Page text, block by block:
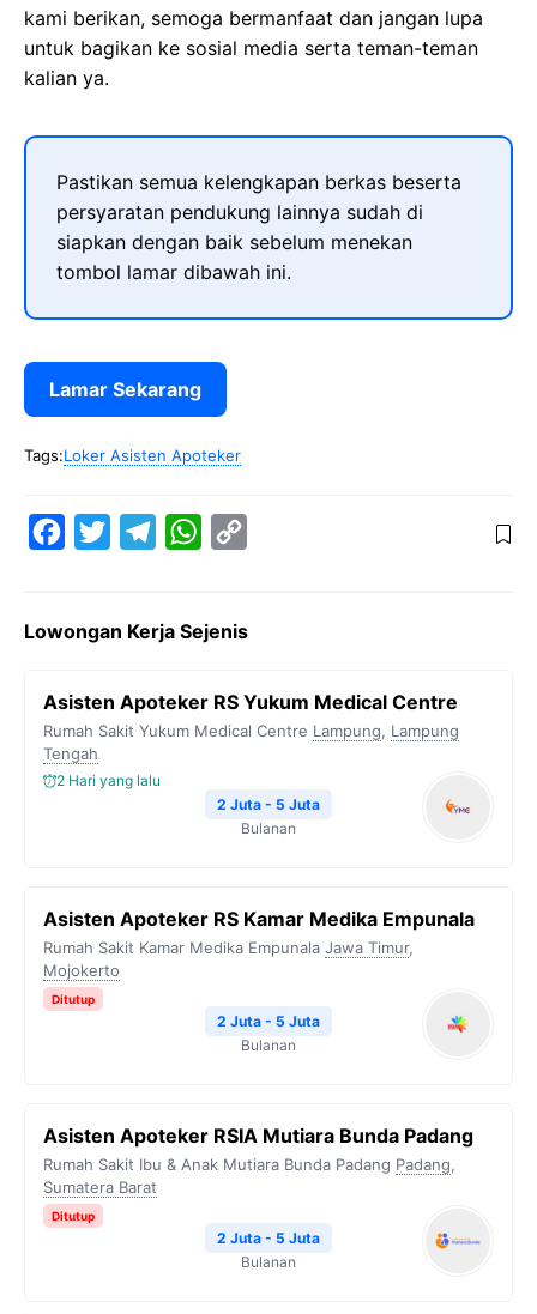
kami berikan, semoga bermanfaat dan jangan lupa
untuk bagikan ke sosial media serta teman-teman
kalian ya.
Pastikan semua kelengkapan berkas beserta
persyaratan pendukung lainnya sudah di
siapkan dengan baik sebelum menekan
tombol lamar dibawah ini.
Lamar Sekarang
Tags:Loker Asisten Apoteker
e
o
o
k
t
e
e
r
m
W
t
A
y
i
Lowongan Kerja Sejenis
Asisten Apoteker RS Yukum Medical Centre
Rumah Sakit Yukum Medical Centre Lampung, Lampung
Tengah
2 Hari yang lalu
2 Juta - 5 Juta
Bulanan
Asisten Apoteker RS Kamar Medika Empunala
Rumah Sakit Kamar Medika Empunala Jawa Timur,
Mojokerto
Ditutup
2 Juta - 5 Juta
Bulanan
Asisten Apoteker RSIA Mutiara Bunda Padang
Rumah Sakit Ibu & Anak Mutiara Bunda Padang Padang,
Sumatera Barat
Ditutup
2 Juta - 5 Juta
Bulanan